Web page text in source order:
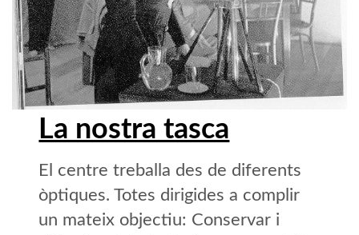
La nostra tasca
El centre treballa des de diferents
òptiques. Totes dirigides a complir
un mateix objectiu: Conservar i